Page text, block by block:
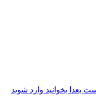
بعدا بخوانید وارد شوید